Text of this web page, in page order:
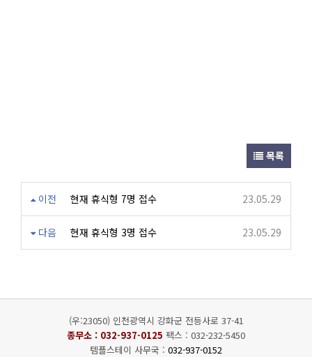
목록
이전 현재 휴식형 7명 접수 23.05.29
다음 현재 휴식형 3명 접수 23.05.29
(우:23050) 인천광역시 강화군 전등사로 37-41
종무소 : 032-937-0125 팩스 : 032-232-5450
템플스테이 사무국 : 032-937-0152